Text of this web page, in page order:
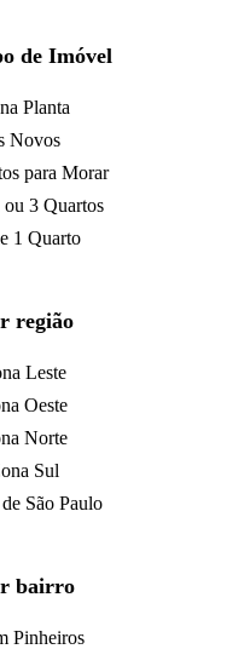
de Imóvel
Planta
Novos
para Morar
3 Quartos
1 Quarto
região
Leste
Oeste
Norte
Sul
São Paulo
bairro
Pinheiros